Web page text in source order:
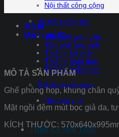
Nội thất công cộng
Nội thất trường học
Bàn ghế giáo viên
Bàn ghế học sinh
Thiết bị bộ môn
Thiết bị giáo dục
Thiết bị mầm non
Thiết bị chuyên dụng
Nội thất y tế
Thiết Kế Nội Thất
Mô tả
Đánh giá (0)
MÔ TẢ SẢN PHẨM
Ghế phòng họp, khung chân
Mặt ngồi đệm mút bọc giả da,
KÍCH THƯỚC: